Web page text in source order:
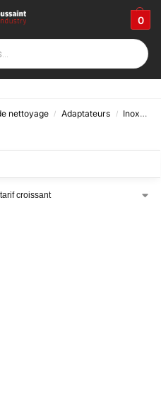
0
Droit
nettoyage / Adaptateurs / Inox